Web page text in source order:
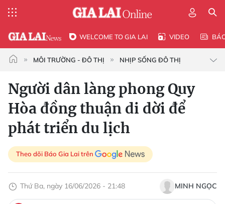
WELCOME TO GIA LAI VIDEO
MÔI TRƯỜNG - ĐÔ THỊ NHỊP SỐNG ĐÔ THỊ
Người dân làng phong Quy
Hòa đồng thuận di dời để
phát triển du lịch
Theo dõi Báo Gia Lai trên
Thứ Ba, ngày 16/06/2026 - 21:48 MINH NGỌC